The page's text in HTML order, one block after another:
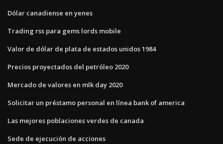
Dólar canadiense en yenes
Trading rss para gems lords mobile
Valor de dólar de plata de estados unidos 1984
Precios proyectados del petróleo 2020
Mercado de valores en mlk day 2020
Solicitar un préstamo personal en línea bank of america
Las mejores poblaciones verdes de canada
Sede de ejecución de acciones